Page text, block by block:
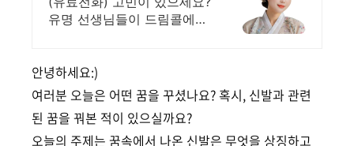
유명 선생님들이 드림콜에서
안녕하세요:)
여러분 오늘은 어떤 꿈을 꾸셨나요? 혹시, 신발과 관련
된 꿈을 꿔본 적이 있으실까요?
오늘의 주제는 꿈속에서 나온 신발은 무엇을 상징하고